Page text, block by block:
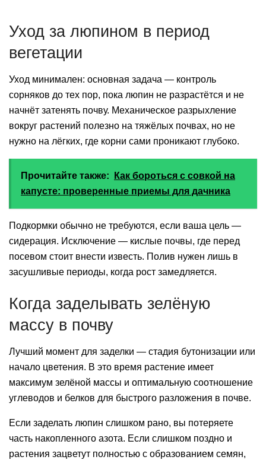
Уход за люпином в период
вегетации
Уход минимален: основная задача — контроль
сорняков до тех пор, пока люпин не разрастётся и не
начнёт затенять почву. Механическое разрыхление
вокруг растений полезно на тяжёлых почвах, но не
нужно на лёгких, где корни сами проникают глубоко.
Прочитайте также:
Как бороться с совкой на
капусте: проверенные приемы для дачника
Подкормки обычно не требуются, если ваша цель —
сидерация. Исключение — кислые почвы, где перед
посевом стоит внести известь. Полив нужен лишь в
засушливые периоды, когда рост замедляется.
Когда заделывать зелёную
массу в почву
Лучший момент для заделки — стадия бутонизации или
начало цветения. В это время растение имеет
максимум зелёной массы и оптимальную соотношение
углеводов и белков для быстрого разложения в почве.
Если заделать люпин слишком рано, вы потеряете
часть накопленного азота. Если слишком поздно и
растения зацветут полностью с образованием семян,